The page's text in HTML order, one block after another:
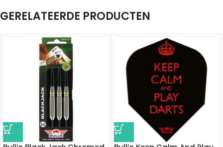
GERELATEERDE PRODUCTEN